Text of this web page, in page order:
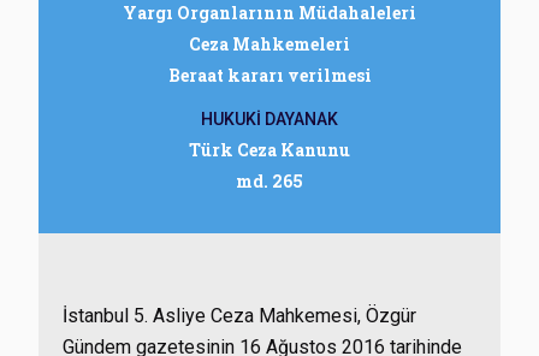
Yargı Organlarının Müdahaleleri
Ceza Mahkemeleri
Beraat kararı verilmesi
HUKUKİ DAYANAK
Türk Ceza Kanunu
md. 265
İstanbul 5. Asliye Ceza Mahkemesi, Özgür
Gündem gazetesinin 16 Ağustos 2016 tarihinde